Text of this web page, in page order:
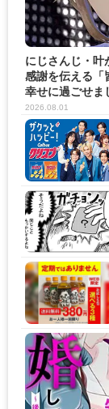
にじさんじ・叶
感謝を伝える「
幸せに過ごせま
の...
2026.08.01